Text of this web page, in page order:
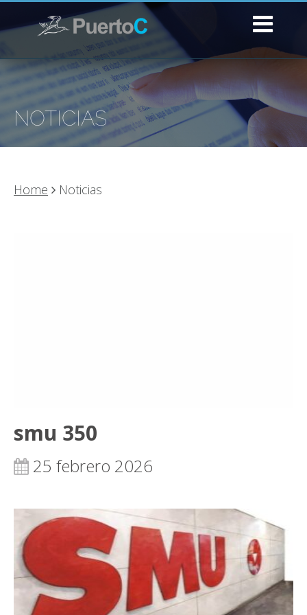
NOTICIAS
Home Noticias
smu 350
25 febrero 2026